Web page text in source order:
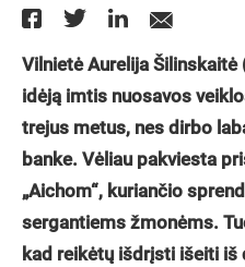
Vilnietė Aurelija
idėją imtis nuosavos
trejus metus, nes dirbo
banke. Vėliau pakviesta
„Aichom“, kuriančio
sergantiems žmonėms.
kad reikėtų išdrįsti išeiti